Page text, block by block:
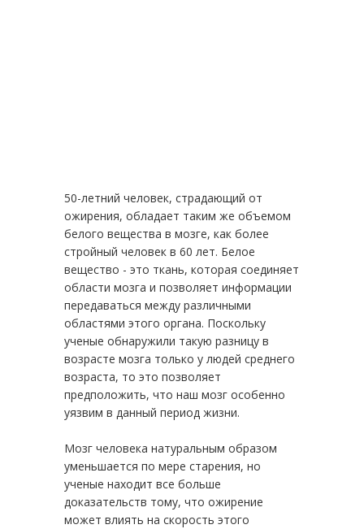
50-летний человек, страдающий от
ожирения, обладает таким же объемом
белого вещества в мозге, как более
стройный человек в 60 лет. Белое
вещество - это ткань, которая соединяет
области мозга и позволяет информации
передаваться между различными
областями этого органа. Поскольку
ученые обнаружили такую разницу в
возрасте мозга только у людей среднего
возраста, то это позволяет
предположить, что наш мозг особенно
уязвим в данный период жизни.
Мозг человека натуральным образом
уменьшается по мере старения, но
ученые находит все больше
доказательств тому, что ожирение
может влиять на скорость этого